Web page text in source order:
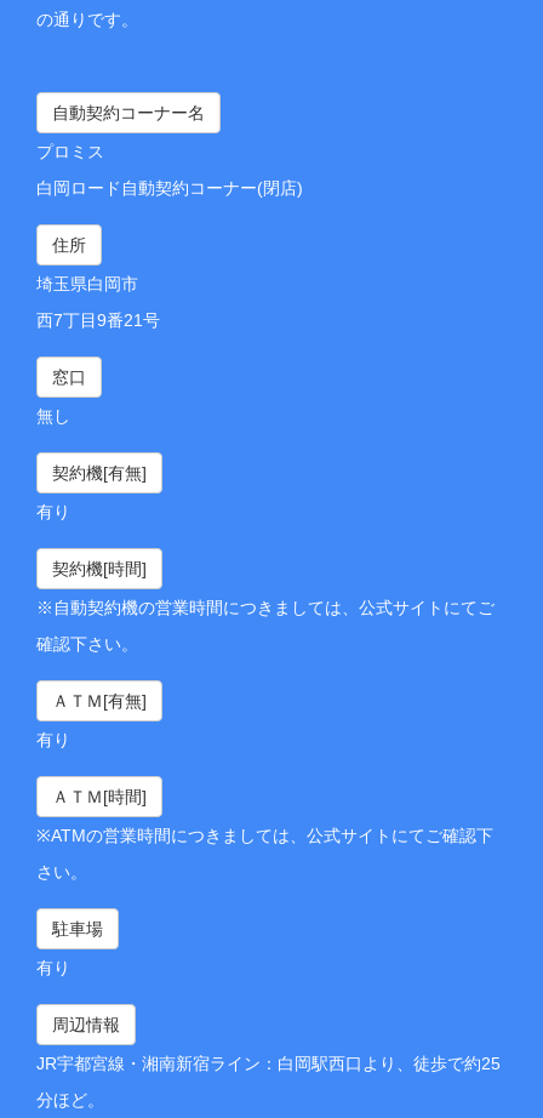
の通りです。
自動契約コーナー名
プロミス
白岡ロード自動契約コーナー(閉店)
住所
埼玉県白岡市
西7丁目9番21号
窓口
無し
契約機[有無]
有り
契約機[時間]
※自動契約機の営業時間につきましては、公式サイトにてご
確認下さい。
ＡＴＭ[有無]
有り
ＡＴＭ[時間]
※ATMの営業時間につきましては、公式サイトにてご確認下
さい。
駐車場
有り
周辺情報
JR宇都宮線・湘南新宿ライン：白岡駅西口より、徒歩で約25
分ほど。